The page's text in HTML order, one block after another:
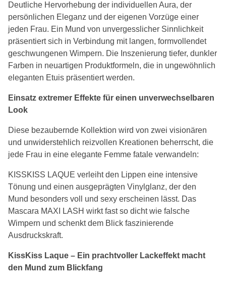
Deutliche Hervorhebung der individuellen Aura, der
persönlichen Eleganz und der eigenen Vorzüge einer
jeden Frau. Ein Mund von unvergesslicher Sinnlichkeit
präsentiert sich in Verbindung mit langen, formvollendet
geschwungenen Wimpern. Die Inszenierung tiefer, dunkler
Farben in neuartigen Produktformeln, die in ungewöhnlich
eleganten Etuis präsentiert werden.
Einsatz extremer Effekte für einen unverwechselbaren
Look
Diese bezaubernde Kollektion wird von zwei visionären
und unwiderstehlich reizvollen Kreationen beherrscht, die
jede Frau in eine elegante Femme fatale verwandeln:
KISSKISS LAQUE verleiht den Lippen eine intensive
Tönung und einen ausgeprägten Vinylglanz, der den
Mund besonders voll und sexy erscheinen lässt. Das
Mascara MAXI LASH wirkt fast so dicht wie falsche
Wimpern und schenkt dem Blick faszinierende
Ausdruckskraft.
KissKiss Laque – Ein prachtvoller Lackeffekt macht
den Mund zum Blickfang